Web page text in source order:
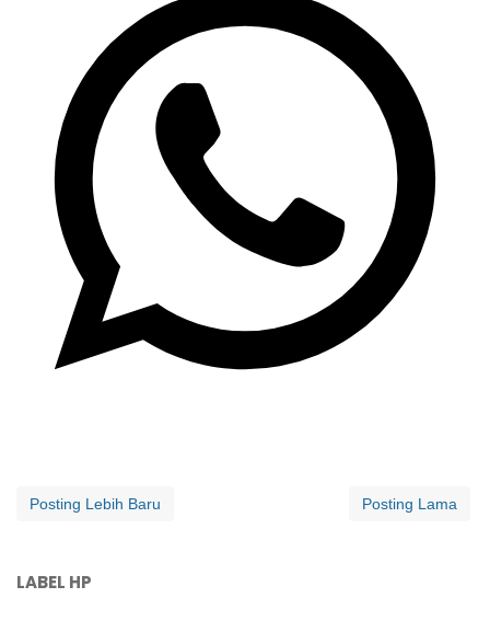
Posting Lebih Baru Posting Lama
LABEL HP